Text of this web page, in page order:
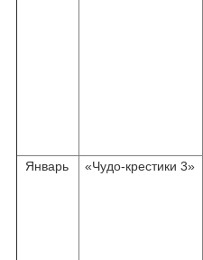
Январь «Чудо-крестики 3»